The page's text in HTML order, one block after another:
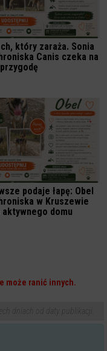
który zaraża. Sonia
Canis czeka na
podaje łapę: Obel
w Kruszewie
aktywnego domu
może ranić innych.